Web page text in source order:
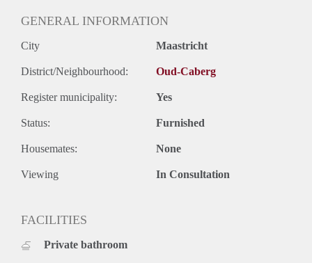
GENERAL INFORMATION
City Maastricht
District/Neighbourhood: Oud-Caberg
Register municipality: Yes
Status: Furnished
Housemates: None
Viewing In Consultation
FACILITIES
Private bathroom